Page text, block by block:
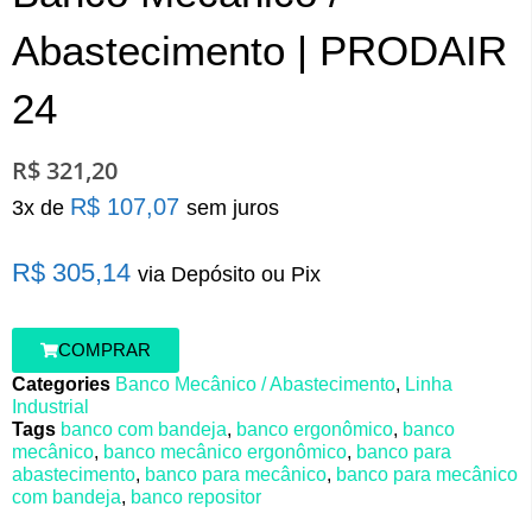
Abastecimento | PRODAIR
24
R$321,20
3x de R$ 107,07 sem juros
R$ 305,14 via Depósito ou Pix
Banco
Abastecimento
quantidade
COMPRAR
Categories Banco Mecânico / Abastecimento, Linha
Industrial
Tags banco com bandeja, banco ergonômico, banco
mecânico, banco mecânico ergonômico, banco para
abastecimento, banco para mecânico, banco para mecânico
com bandeja, banco repositor